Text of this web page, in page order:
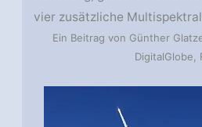
vier zusätzliche
Ein Beitrag von Günther
DigitalGlobe,